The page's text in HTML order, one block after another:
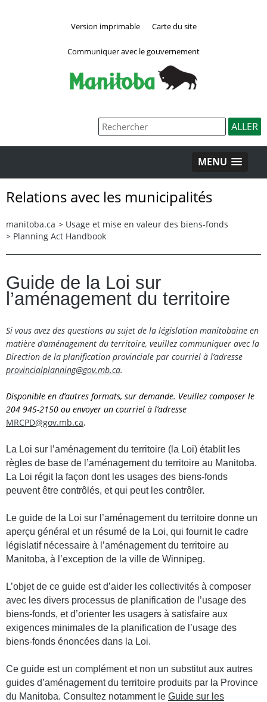
Version imprimable Carte du site
Communiquer avec le gouvernement
MENU
Relations avec les municipalités
manitoba.ca > Usage et mise en valeur des biens-fonds
> Planning Act Handbook
Guide de la Loi sur
l’aménagement du territoire
Si vous avez des questions au sujet de la législation manitobaine en
matière d’aménagement du territoire, veuillez communiquer avec la
Direction de la planification provinciale par courriel à l’adresse
provincialplanning@gov.mb.ca.
Disponible en d’autres formats, sur demande. Veuillez composer le
204 945-2150 ou envoyer un courriel à l’adresse
MRCPD@gov.mb.ca.
La Loi sur l’aménagement du territoire (la Loi) établit les
règles de base de l’aménagement du territoire au Manitoba.
La Loi régit la façon dont les usages des biens-fonds
peuvent être contrôlés, et qui peut les contrôler.
Le guide de la Loi sur l’aménagement du territoire donne un
aperçu général et un résumé de la Loi, qui fournit le cadre
législatif nécessaire à l’aménagement du territoire au
Manitoba, à l’exception de la ville de Winnipeg.
L’objet de ce guide est d’aider les collectivités à composer
avec les divers processus de planification de l’usage des
biens-fonds, et d’orienter les usagers à satisfaire aux
exigences minimales de la planification de l’usage des
biens-fonds énoncées dans la Loi.
Ce guide est un complément et non un substitut aux autres
guides d’aménagement du territoire produits par la Province
du Manitoba. Consultez notamment le Guide sur les